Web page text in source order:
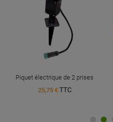
Piquet électrique de 2 prises
25,75 € TTC